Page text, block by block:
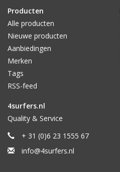
Producten
Alle producten
Nieuwe producten
Aanbiedingen
Merken
Tags
RSS-feed
4surfers.nl
Quality & Service
+ 31 (0)6 23 1555 67
info@4surfers.nl